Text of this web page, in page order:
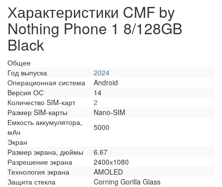
Характеристики CMF by
Nothing Phone 1 8/128GB
Black
Общее
Год выпуска
2024
Операционная система
Android
Версия ОС
14
Количество SIM-карт
2
Размер SIM-карты
Nano-SIM
Емкость аккумулятора,
мАч
5000
Экран
Размер экрана, дюймы
6.67
Разрешение экрана
2400х1080
Технология экрана
AMOLED
Защита стекла
Corning Gorilla Glass